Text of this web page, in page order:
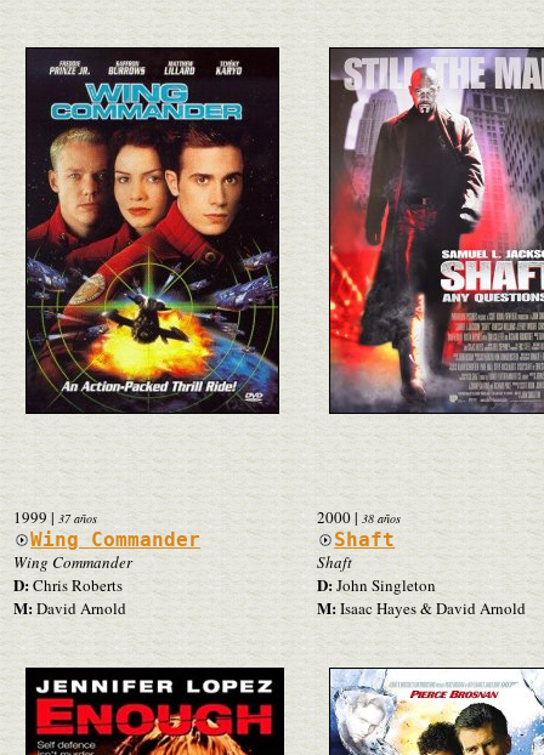
1999| 37 años
Wing Commander
Wing Commander
D:Chris Roberts
M: David Arnold
2000| 38 años
Shaft
Shaft
D:John Singleton
M:Isaac Hayes & David Arnold